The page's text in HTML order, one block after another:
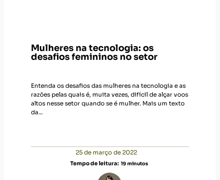
Mulheres na tecnologia: os
desafios femininos no setor
Entenda os desafios das mulheres na tecnologia e as
razões pelas quais é, muita vezes, difícil de alçar voos
altos nesse setor quando se é mulher. Mais um texto
da...
25 de março de 2022
Tempo de leitura: 19minutos